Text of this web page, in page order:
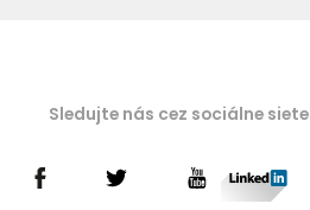
Sledujte nás cez sociálne siete